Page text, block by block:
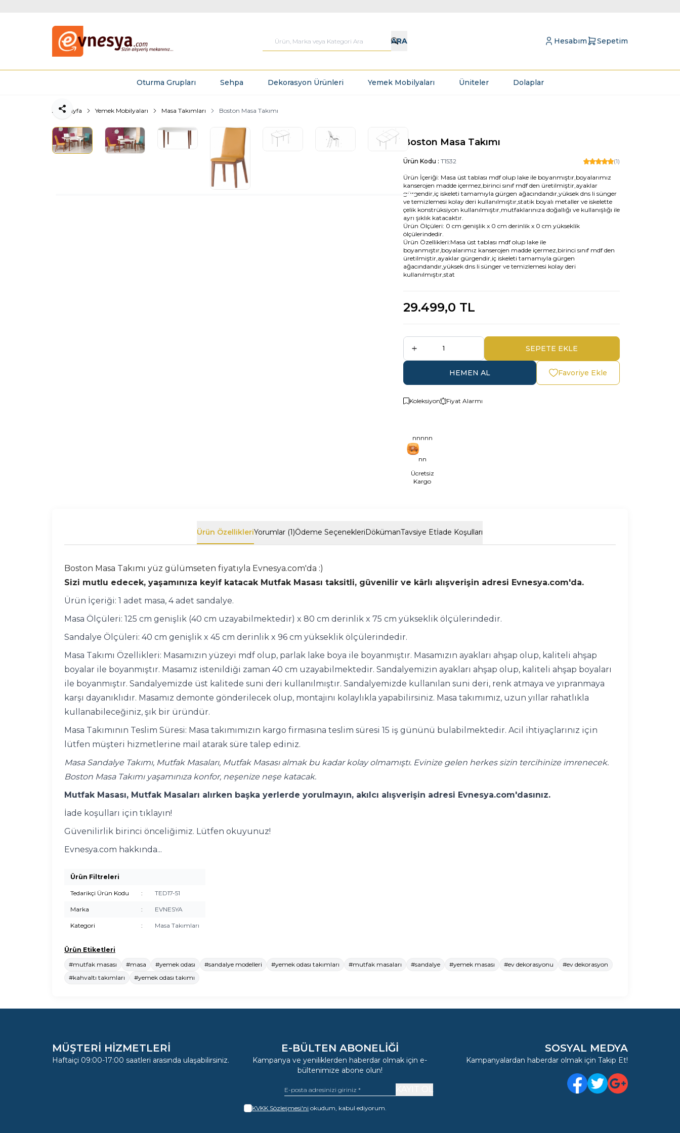
ARA Hesabım Sepetim
Oturma Grupları Sehpa Dekorasyon Ürünleri Yemek Mobilyaları Üniteler Dolaplar
Ana Sayfa Yemek Mobilyaları Masa Takımları Boston Masa Takımı
Paylaş
Boston Masa Takımı
Ürün Kodu : T1532 (1)
Ürün İçeriği: Masa üst tablası mdf olup lake ile boyanmıştır,boyalarımız
kanserojen madde içermez,birinci sınıf mdf den üretilmiştir,ayaklar
gürgendir,iç iskeleti tamamıyla gürgen ağacındandır,yüksek dns li sünger
ve temizlemesi kolay deri kullanılmıştır,statik boyalı metaller ve iskelette
çelik konstrüksiyon kullanılmıştır,mutfaklarınıza doğallığı ve kullanışlığı ile
ayrı şıklık katacaktır.
Ürün Ölçüleri: 0 cm genişlik x 0 cm derinlik x 0 cm yükseklik
ölçülerindedir.
Ürün Özellikleri:Masa üst tablası mdf olup lake ile
boyanmıştır,boyalarımız kanserojen madde içermez,birinci sınıf mdf den
üretilmiştir,ayaklar gürgendir,iç iskeleti tamamıyla gürgen
ağacındandır,yüksek dns li sünger ve temizlemesi kolay deri
kullanılmıştır,stat
29.499,0 TL
SEPETE EKLE
HEMEN AL Favoriye Ekle
Koleksiyon Fiyat Alarmı
nnnnn
nn
Ücretsiz
Kargo
Ürün Özellikleri Yorumlar (1)Ödeme SeçenekleriDökümanTavsiye Etİade Koşulları
Boston Masa Takımı yüz gülümseten fiyatıyla Evnesya.com'da :)
Sizi mutlu edecek, yaşamınıza keyif katacak Mutfak Masası taksitli, güvenilir ve kârlı alışverişin adresi Evnesya.com'da.
Ürün İçeriği: 1 adet masa, 4 adet sandalye.
Masa Ölçüleri: 125 cm genişlik (40 cm uzayabilmektedir) x 80 cm derinlik x 75 cm yükseklik ölçülerindedir.
Sandalye Ölçüleri: 40 cm genişlik x 45 cm derinlik x 96 cm yükseklik ölçülerindedir.
Masa Takımı Özellikleri: Masamızın yüzeyi mdf olup, parlak lake boya ile boyanmıştır. Masamızın ayakları ahşap olup, kaliteli ahşap
boyalar ile boyanmıştır. Masamız istenildiği zaman 40 cm uzayabilmektedir. Sandalyemizin ayakları ahşap olup, kaliteli ahşap boyaları
ile boyanmıştır. Sandalyemizde üst kalitede suni deri kullanılmıştır. Sandalyemizde kullanılan suni deri, renk atmaya ve yıpranmaya
karşı dayanıklıdır. Masamız demonte gönderilecek olup, montajını kolaylıkla yapabilirsiniz. Masa takımımız, uzun yıllar rahatlıkla
kullanabileceğiniz, şık bir üründür.
Masa Takımının Teslim Süresi: Masa takımımızın kargo firmasına teslim süresi 15 iş gününü bulabilmektedir. Acil ihtiyaçlarınız için
lütfen müşteri hizmetlerine mail atarak süre talep ediniz.
Masa Sandalye Takımı, Mutfak Masaları, Mutfak Masası almak bu kadar kolay olmamıştı. Evinize gelen herkes sizin tercihinize imrenecek.
Boston Masa Takımı yaşamınıza konfor, neşenize neşe katacak.
Mutfak Masası, Mutfak Masaları alırken başka yerlerde yorulmayın, akılcı alışverişin adresi Evnesya.com'dasınız.
İade koşulları için tıklayın!
Güvenilirlik birinci önceliğimiz. Lütfen okuyunuz!
Evnesya.com hakkında...
Ürün Filtreleri
Tedarikçi Ürün Kodu : TED17-51
Marka : EVNESYA
Kategori : Masa Takımları
Ürün Etiketleri
#mutfak masası
#masa #yemek odası #sandalye modelleri #yemek odası takımları #mutfak masaları #sandalye #yemek masası #ev dekorasyonu
#ev dekorasyon
#kahvaltı takımları
#yemek odası takımı
MÜŞTERİ HİZMETLERİ
Haftaiçi 09:00-17:00 saatleri arasında ulaşabilirsiniz.
E-BÜLTEN ABONELIĞI
Kampanya ve yeniliklerden haberdar olmak için e-
bültenimize abone olun!
KVKK Sözleşmesi'ni okudum, kabul ediyorum.
SOSYAL MEDYA
Kampanyalardan haberdar olmak için Takip Et!
Facebook
TwitterGoogle Plus